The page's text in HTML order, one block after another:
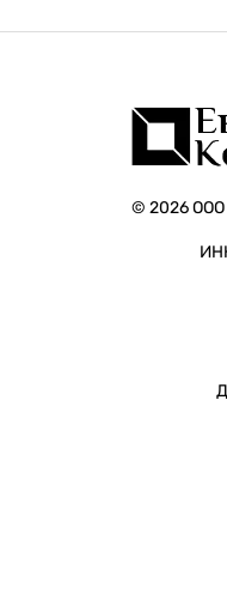
© 2026 ООО